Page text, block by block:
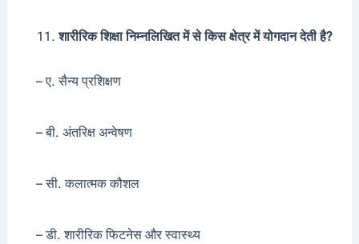
शारीरिक शिक्षा निम्नलिखित में से किस क्षेत्र में योगदान देती है?
– ए. सैन्य प्रशिक्षण
– बी. अंतरिक्ष अन्वेषण
– सी. कलात्मक कौशल
– डी. शारीरिक फिटनेस और स्वास्थ्य